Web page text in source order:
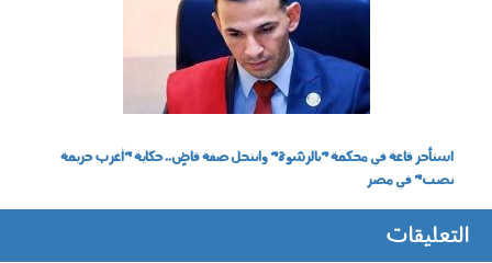
استأجر قاعة في محكمة "بالرشوة" وانتحل صفة قاضٍ.. حكاية "أغرب جريمة
نصب" في مصر
التعليقات